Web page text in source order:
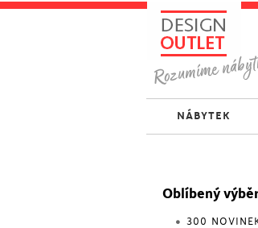
Oblíbený
300
NÁBYTEK